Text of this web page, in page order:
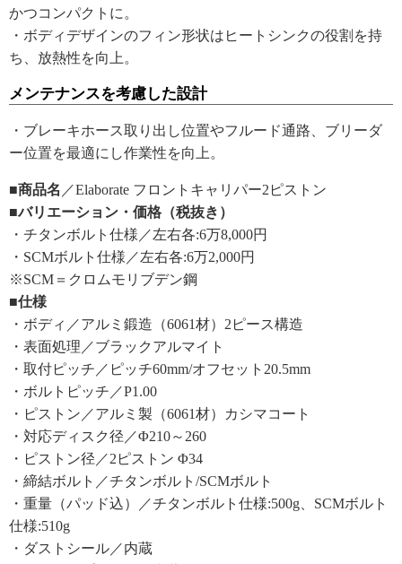
かつコンパクトに。
・ボディデザインのフィン形状はヒートシンクの役割を持
ち、放熱性を向上。
メンテナンスを考慮した設計
・ブレーキホース取り出し位置やフルード通路、ブリーダ
ー位置を最適にし作業性を向上。
■商品名 ／Elaborate フロントキャリパー2ピストン
■バリエーション・価格（税抜き）
・チタンボルト仕様／左右各:6万8,000円
・SCMボルト仕様／左右各:6万2,000円
※SCM＝クロムモリブデン鋼
■仕様
・ボディ／アルミ鍛造（6061材）2ピース構造
・表面処理／ブラックアルマイト
・取付ピッチ／ピッチ60mm/オフセット20.5mm
・ボルトピッチ／P1.00
・ピストン／アルミ製（6061材）カシマコート
・対応ディスク径／Φ210～260
・ピストン径／2ピストン Φ34
・締結ボルト／チタンボルト/SCMボルト
・重量（パッド込）／チタンボルト仕様:500g、SCMボルト
仕様:510g
・ダストシール／内蔵